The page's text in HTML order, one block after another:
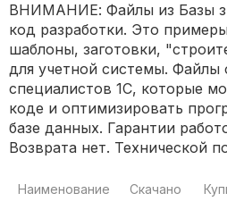
ВНИМАНИЕ: Файлы из Базы
код разработки. Это
шаблоны, заготовки,
для учетной системы. Файлы
специалистов 1С, которые
коде и оптимизировать
базе данных. Гарантии
Возврата нет. Технической
Наименование Скачано